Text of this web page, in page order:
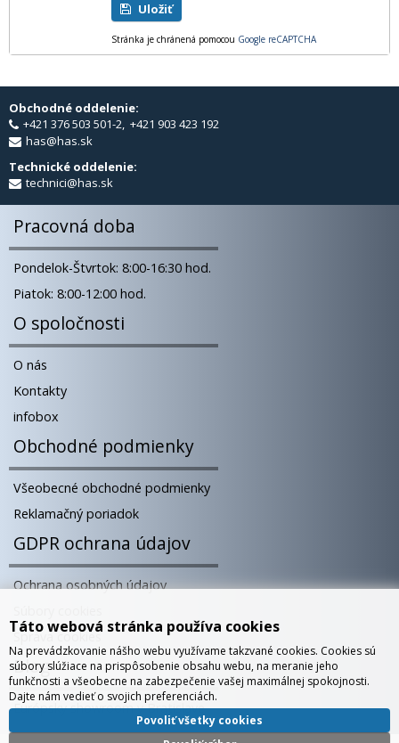
Uložiť
Stránka je chránená pomocou Google reCAPTCHA
Obchodné oddelenie:
+421 376 503 501-2, +421 903 423 192
has@has.sk
Technické oddelenie:
technici@has.sk
Pracovná doba
Pondelok-Štvrtok: 8:00-16:30 hod.
Piatok: 8:00-12:00 hod.
O spoločnosti
O nás
Kontakty
infobox
Obchodné podmienky
Všeobecné obchodné podmienky
Reklamačný poriadok
GDPR ochrana údajov
Ochrana osobných údajov
Správa cookies
Blog
Európsky showroom v Bratislave
Táto webová stránka používa cookies
Na prevádzkovanie nášho webu využívame takzvané cookies. Cookies sú
súbory slúžiace na prispôsobenie obsahu webu, na meranie jeho
funkčnosti a všeobecne na zabezpečenie vašej maximálnej spokojnosti.
Dajte nám vedieť o svojich preferenciách.
Povoliť všetky cookies